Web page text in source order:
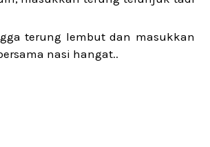
terung lembut dan masukkan
nasi hangat..